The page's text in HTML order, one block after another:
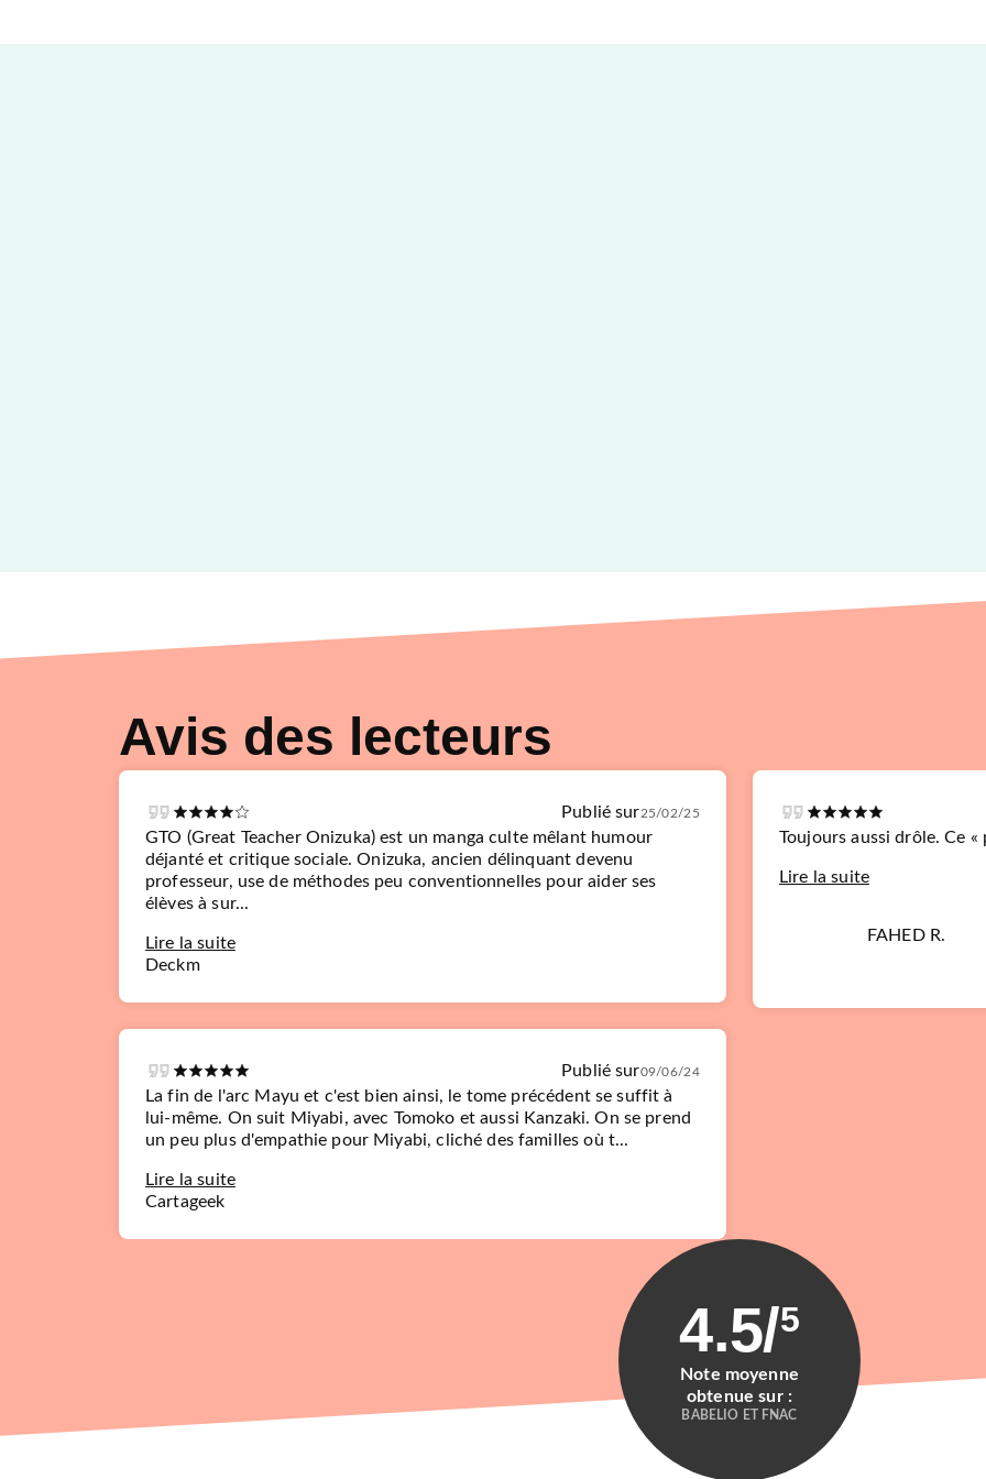
Avis des lecteurs
Publié sur25/02/25
GTO (Great Teacher Onizuka) est un manga culte mêlant humour
déjanté et critique sociale. Onizuka, ancien délinquant devenu
professeur, use de méthodes peu conventionnelles pour aider ses
élèves à sur...
Lire la suite
Deckm
Publié sur09/06/24
La fin de l'arc Mayu et c'est bien ainsi, le tome précédent se suffit à
lui-même. On suit Miyabi, avec Tomoko et aussi Kanzaki. On se prend
un peu plus d'empathie pour Miyabi, cliché des familles où t...
Lire la suite
Cartageek
Toujours aussi drôle. Ce
Lire la suite
FAHED R.
4.5/5
Note moyenne
obtenue sur :
BABELIO ET FNAC